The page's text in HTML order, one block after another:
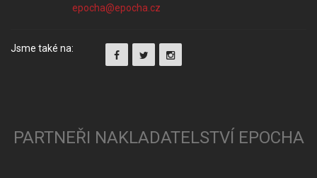
Jsme také na:
PARTNEŘI NAKLADATELSTVÍ EPOCHA